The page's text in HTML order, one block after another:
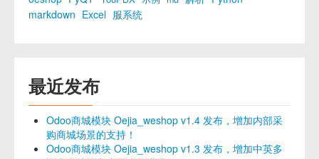
markdown Excel 服系统
最近发布
Odoo商城模块 Oejia_weshop v1.4 发布，增加内部采
购商城场景的支持！
Odoo商城模块 Oejia_weshop v1.3 发布，增加中英多